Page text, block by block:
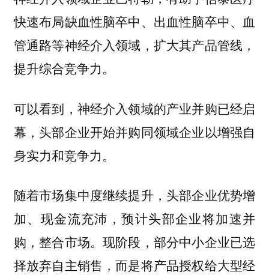
快速布局缺血性脑卒中、出血性脑卒中、血
管通路等神经介入领域，扩大其产品管线，
提升综合竞争力。
可以看到，神经介入领域的产业并购已经启
幕，头部企业开始并购同领域企业以增强自
身实力和竞争力。
随着市场集中度继续提升，头部企业优势增
加、现金流充沛，预计头部企业将加速并
购，整合市场。现阶段，部分中小企业已选
择放弃自主销售，而是将产品授权给大型经